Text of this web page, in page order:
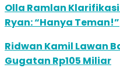
Olla Ramlan
Ryan: “Hanya Teman!”
Ridwan Kamil Lawan
Gugatan Rp105 Miliar